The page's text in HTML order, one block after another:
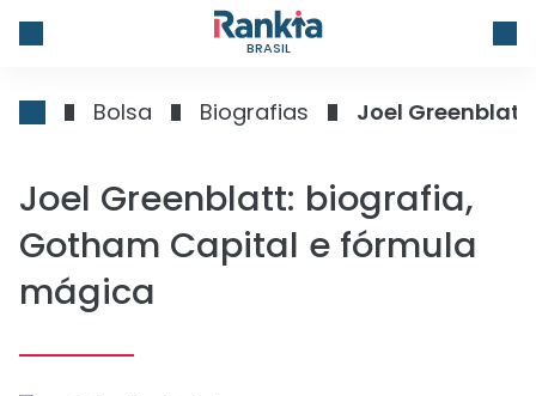
BRASIL
Bolsa Biografias Joel
Joel Greenblatt: biografia,
Gotham Capital e fórmula
mágica